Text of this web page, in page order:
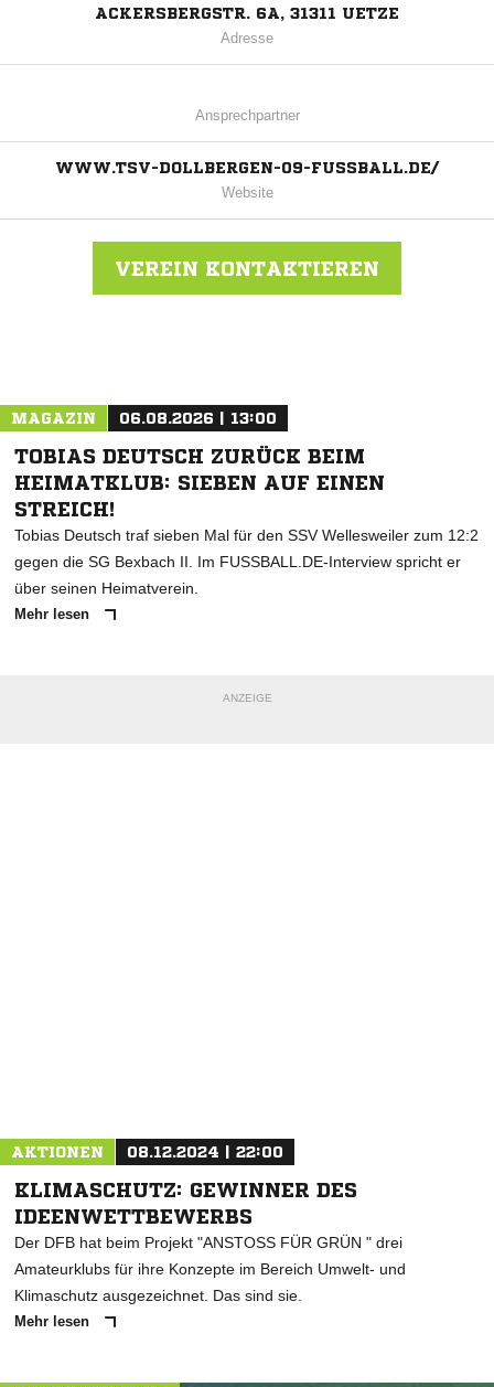
ACKERSBERGSTR. 6A, 31311 UETZE
Adresse
Ansprechpartner
WWW.TSV-DOLLBERGEN-09-FUSSBALL.DE/
Website
VEREIN KONTAKTIEREN
MAGAZIN 06.08.2026 | 13:00
TOBIAS DEUTSCH ZURÜCK BEIM
HEIMATKLUB: SIEBEN AUF EINEN
STREICH!
Tobias Deutsch traf sieben Mal für den SSV Wellesweiler zum 12:2
gegen die SG Bexbach II. Im FUSSBALL.DE-Interview spricht er
über seinen Heimatverein.
Mehr lesen
ANZEIGE
AKTIONEN 08.12.2024 | 22:00
KLIMASCHUTZ: GEWINNER DES
IDEENWETTBEWERBS
Der DFB hat beim Projekt "ANSTOSS FÜR GRÜN " drei
Amateurklubs für ihre Konzepte im Bereich Umwelt- und
Klimaschutz ausgezeichnet. Das sind sie.
Mehr lesen